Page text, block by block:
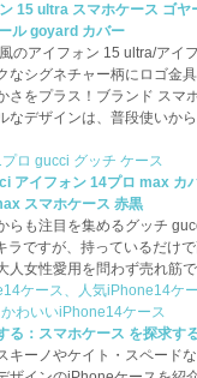
15 ultra スマホケース ゴヤ
ル goyard カバー
のアイフォン 15 ultra/アイ
なシグネチャー柄にロゴ金
さをプラス！ブランド スマ
なデザインは、普段使いか
アイフォン 14プロ max カ
スマホケース 赤黒
らも注目を集めるグッチ
ラですが、持っているだけ
人女性愛用を問わず売れ筋で
る：スマホケース を探求す
キーノやケイト・スペード